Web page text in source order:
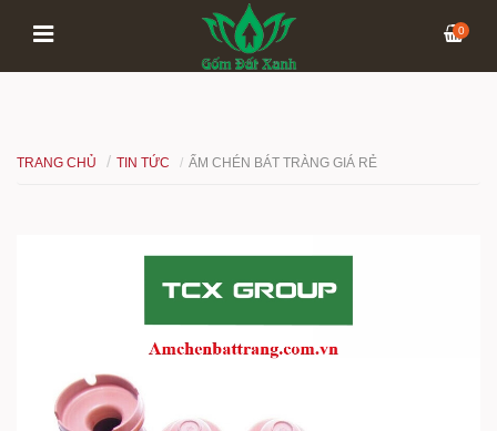
0
TRANG CHỦ TIN TỨC ẤM CHÉN BÁT TRÀNG GIÁ RẺ